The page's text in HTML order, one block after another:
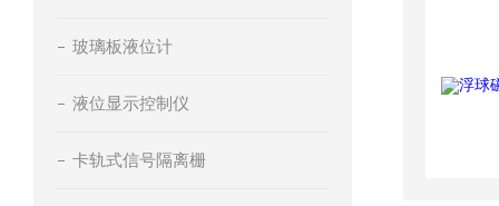
玻璃板液位计
液位显示控制仪
卡轨式信号隔离栅